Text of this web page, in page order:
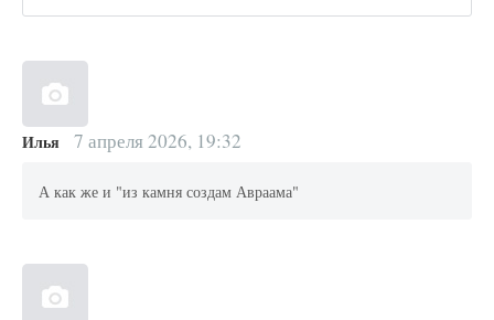
Илья 7 апреля 2026, 19:32
А как же и "из камня создам Авраама"